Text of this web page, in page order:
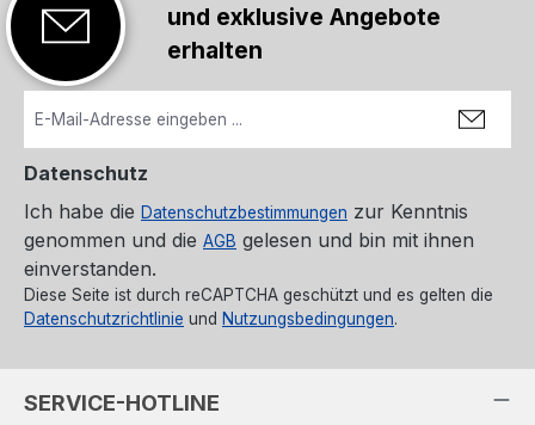
und exklusive Angebote
erhalten
Datenschutz
Ich habe die Datenschutzbestimmungen zur Kenntnis
genommen und die AGB gelesen und bin mit ihnen
einverstanden.
Diese Seite ist durch reCAPTCHA geschützt und es gelten die
Datenschutzrichtlinie und Nutzungsbedingungen.
SERVICE-HOTLINE